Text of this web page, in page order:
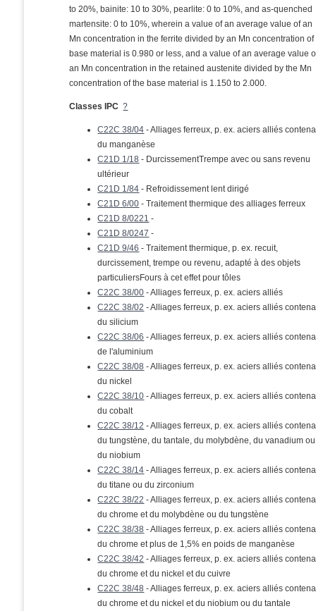
to 20%, bainite: 10 to 30%, pearlite: 0 to 10%, and as-quenched
martensite: 0 to 10%, wherein a value of an average value of an
Mn concentration in the ferrite divided by an Mn concentration of
base material is 0.980 or less, and a value of an average value
an Mn concentration in the retained austenite divided by the Mn
concentration of the base material is 1.150 to 2.000.
Classes IPC ?
C22C 38/04 - Alliages ferreux, p. ex. aciers alliés
du manganèse
C21D 1/18 - DurcissementTrempe avec ou sans revenu
ultérieur
C21D 1/84 - Refroidissement lent dirigé
C21D 6/00 - Traitement thermique des alliages ferreux
C21D 8/0221 -
C21D 8/0247 -
C21D 9/46 - Traitement thermique, p. ex. recuit,
durcissement, trempe ou revenu, adapté à des objets
particuliersFours à cet effet pour tôles
C22C 38/00 - Alliages ferreux, p. ex. aciers alliés
C22C 38/02 - Alliages ferreux, p. ex. aciers alliés
du silicium
C22C 38/06 - Alliages ferreux, p. ex. aciers alliés
de l'aluminium
C22C 38/08 - Alliages ferreux, p. ex. aciers alliés
du nickel
C22C 38/10 - Alliages ferreux, p. ex. aciers alliés
du cobalt
C22C 38/12 - Alliages ferreux, p. ex. aciers alliés
du tungstène, du tantale, du molybdène, du vanadium ou
du niobium
C22C 38/14 - Alliages ferreux, p. ex. aciers alliés
du titane ou du zirconium
C22C 38/22 - Alliages ferreux, p. ex. aciers alliés
du chrome et du molybdène ou du tungstène
C22C 38/38 - Alliages ferreux, p. ex. aciers alliés
du chrome et plus de 1,5% en poids de manganèse
C22C 38/42 - Alliages ferreux, p. ex. aciers alliés
du chrome et du nickel et du cuivre
C22C 38/48 - Alliages ferreux, p. ex. aciers alliés
du chrome et du nickel et du niobium ou du tantale